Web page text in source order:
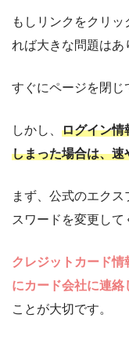
もしリンクをクリ
れば大きな問題はあ
すぐにページを閉じ
しかし、 ログイン情
しまった場合は、速
まず、公式のエク
スワードを変更して
クレジットカード
にカード会社に連絡
ことが大切です。